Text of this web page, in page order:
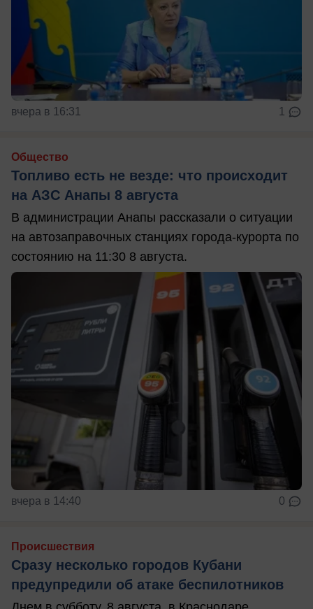
вчера в 16:31 1
Общество
Топливо есть не везде: что происходит
на АЗС Анапы 8 августа
В администрации Анапы рассказали о ситуации
на автозаправочных станциях города-курорта по
состоянию на 11:30 8 августа.
вчера в 14:40 0
Происшествия
Сразу несколько городов Кубани
предупредили об атаке беспилотников